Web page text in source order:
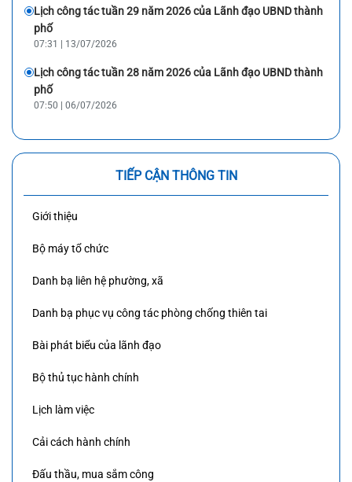
Lịch công tác tuần 29 năm 2026 của Lãnh đạo UBND thành
phố
07:31 | 13/07/2026
Lịch công tác tuần 28 năm 2026 của Lãnh đạo UBND thành
phố
07:50 | 06/07/2026
TIẾP CẬN THÔNG TIN
Giới thiệu
Bộ máy tổ chức
Danh bạ liên hệ phường, xã
Danh bạ phục vụ công tác phòng chống thiên tai
Bài phát biểu của lãnh đạo
Bộ thủ tục hành chính
Lịch làm việc
Cải cách hành chính
Đấu thầu, mua sắm công